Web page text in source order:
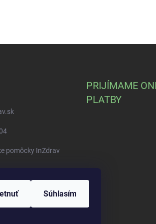
Súhlasím
pomôcky InZdrav
PRIJÍMAME
PLATBY